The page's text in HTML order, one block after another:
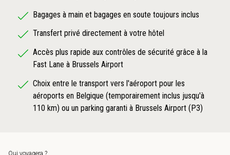
Bagages à main et bagages en soute toujours inclus
Transfert privé directement à votre hôtel
Accès plus rapide aux contrôles de sécurité grâce à la
Fast Lane à Brussels Airport
Choix entre le transport vers l'aéroport pour les
aéroports en Belgique (temporairement inclus jusqu'à
110 km) ou un parking garanti à Brussels Airport (P3)
Qui voyagera ?